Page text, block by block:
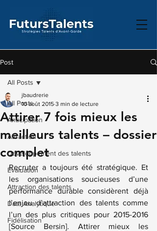
Post
All Posts
Anticipation
Attraction
Développement des talents
Évaluation
Attraction des talents
Data Analytique
Fidélisation
All Posts
Attirer 7 fois mieux les
meilleurs talents – dossier
complet
jbaudrerie
10 août 2015 3 min de lecture
Recruter a toujours été stratégique. Et
les organisations soucieuses d’une
performance durable considèrent déjà
l’enjeu d’attraction des talents comme
l’un des plus critiques pour 2015-2016
[Source Bersin]. Attirer mieux les